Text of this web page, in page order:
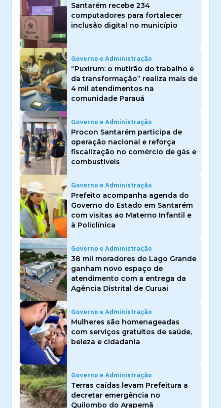
Santarém recebe 234
computadores para fortalecer
inclusão digital no município
Governo e Administração
“Puxirum: o mutirão do trabalho e
da transformação” realiza mais de
4 mil atendimentos na
comunidade Parauá
Governo e Administração
Procon Santarém participa de
operação nacional e reforça
fiscalização no comércio de gás e
combustíveis
Governo e Administração
Prefeito acompanha agenda do
Governo do Estado em Santarém
com visitas ao Materno Infantil e
à Policlínica
Governo e Administração
38 mil moradores do Lago Grande
ganham novo espaço de
atendimento com a entrega da
Agência Distrital de Curuai
Governo e Administração
Mulheres são homenageadas
com serviços gratuitos de saúde,
beleza e cidadania
Governo e Administração
Terras caídas levam Prefeitura a
decretar emergência no
Quilombo do Arapemã